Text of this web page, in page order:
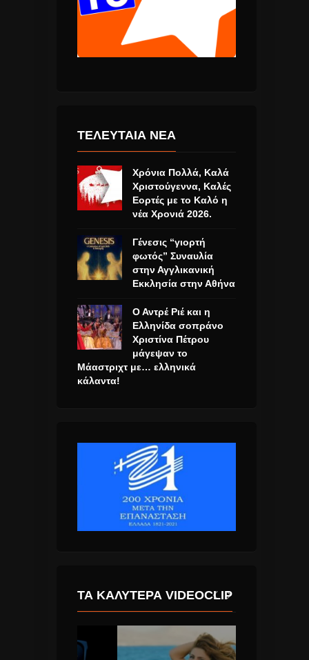
ΤΕΛΕΥΤΑΙΑ ΝΕΑ
Χρόνια Πολλά, Καλά
Χριστούγεννα, Καλές
Εορτές με το Καλό η
νέα Χρονιά 2026.
Γένεσις “γιορτή
φωτός” Συναυλία
στην Αγγλικανική
Εκκλησία στην Αθήνα
Ο Αντρέ Ριέ και η
Ελληνίδα σοπράνο
Χριστίνα Πέτρου
μάγεψαν το
Μάαστριχτ με… ελληνικά
κάλαντα!
ΤΑ ΚΑΛΎΤΕΡΑ VIDEOCLIP